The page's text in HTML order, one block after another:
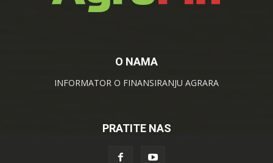
O NAMA
INFORMATOR O FINANSIRANJU AGRARA
PRATITE NAS